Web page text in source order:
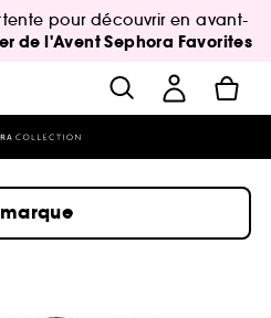
pour découvrir en avant-
de l'Avent Sephora Favorites